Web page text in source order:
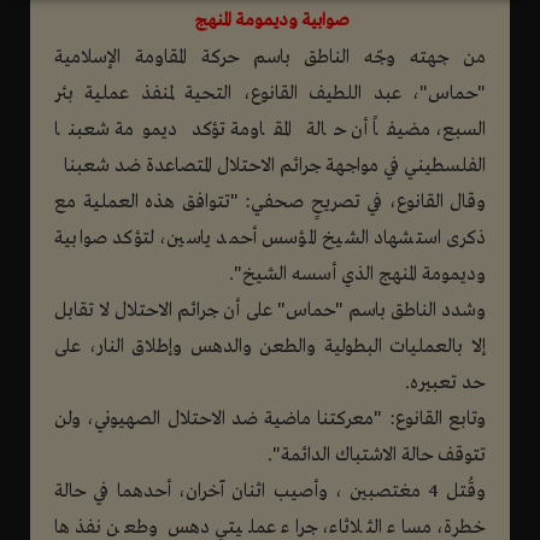
صوابية وديمومة المنهج
من جهته وجّه الناطق باسم حركة المقاومة الإسلامية
"حماس"، عبد اللطيف القانوع، التحية لمنفذ عملية بئر
السبع، مضيفاً أن حالة المقاومة تؤكد ديمومة شعبنا
الفلسطيني في مواجهة جرائم الاحتلال المتصاعدة ضد شعبنا
وقال القانوع، في تصريحٍ صحفي: "تتوافق هذه العملية مع
ذكرى استشهاد الشيخ المؤسس أحمد ياسين، لتؤكد صوابية
وديمومة المنهج الذي أسسه الشيخ".
وشدد الناطق باسم "حماس" على أن جرائم الاحتلال لا تقابل
إلا بالعمليات البطولية والطعن والدهس وإطلاق النار، على
حد تعبيره.
وتابع القانوع: "معركتنا ماضية ضد الاحتلال الصهيوني، ولن
تتوقف حالة الاشتباك الدائمة".
وقُتل 4 مغتصبين ، وأصيب اثنان آخران، أحدهما في حالة
خطرة، مساء الثلاثاء، جراء عمليتي دهس وطعن نفذها